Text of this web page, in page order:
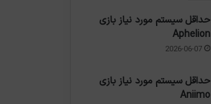
حداقل سیستم مورد نیاز بازی
Aphelion
2026-06-07
حداقل سیستم مورد نیاز بازی
Aniimo